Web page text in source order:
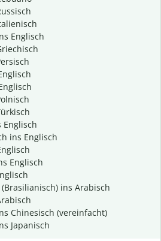
Englisch
Englisch
ins Englisch
Englisch
ins Arabisch
Chinesisch (vereinfacht)
Japanisch